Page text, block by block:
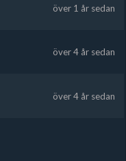
över 1 år sedan
över 4 år sedan
över 4 år sedan